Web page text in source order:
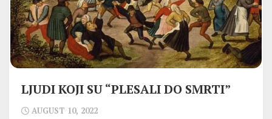
LJUDI KOJI SU “PLESALI DO SMRTI”
AUGUST 10, 2022